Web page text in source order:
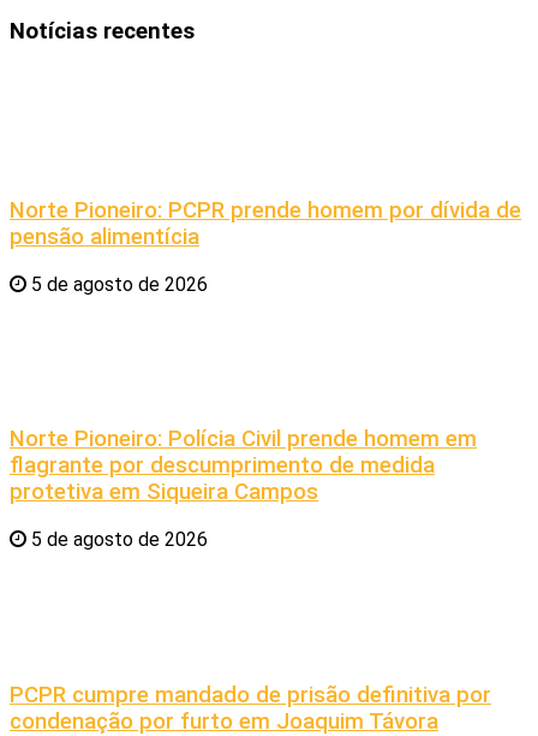
Notícias recentes
Norte Pioneiro: PCPR prende homem por dívida de
pensão alimentícia
5 de agosto de 2026
Norte Pioneiro: Polícia Civil prende homem em
flagrante por descumprimento de medida
protetiva em Siqueira Campos
5 de agosto de 2026
PCPR cumpre mandado de prisão definitiva por
condenação por furto em Joaquim Távora